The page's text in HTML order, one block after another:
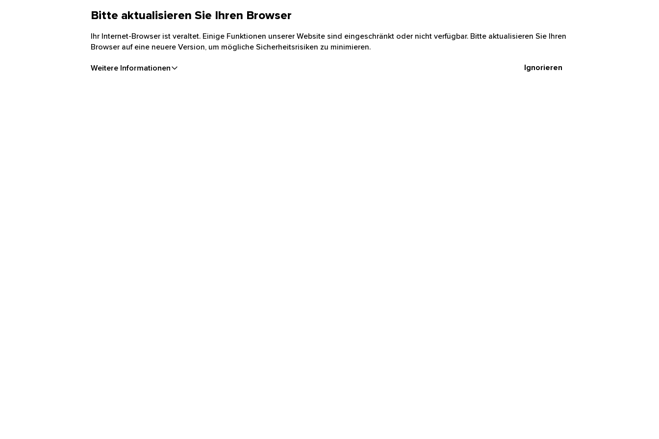
Bitte aktualisieren Sie Ihren Browser
Ihr Internet-Browser ist veraltet. Einige Funktionen unserer Website sind eingeschränkt oder nicht verfügbar. Bitte aktualisieren Sie Ihren
Browser auf eine neuere Version, um mögliche Sicherheitsrisiken zu minimieren.
Weitere Informationen Ignorieren